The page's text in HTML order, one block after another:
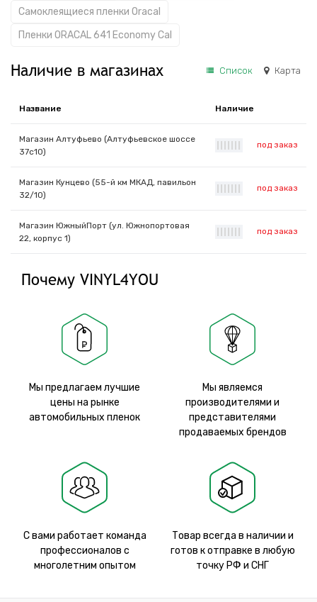
Самоклеящиеся пленки Oracal
Пленки ORACAL 641 Economy Cal
Наличие в магазинах Список Карта
Название Наличие
Магазин Алтуфьево (Алтуфьевское шоссе
37с10)
под заказ
Магазин Кунцево (55-й км МКАД, павильон
32/10)
под заказ
Магазин ЮжныйПорт (ул. Южнопортовая
22, корпус 1)
под заказ
Почему VINYL4YOU
Мы предлагаем лучшие
цены на рынке
автомобильных пленок
Мы являемся
производителями и
представителями
продаваемых брендов
С вами работает команда
профессионалов с
многолетним опытом
Товар всегда в наличии и
готов к отправке в любую
точку РФ и СНГ